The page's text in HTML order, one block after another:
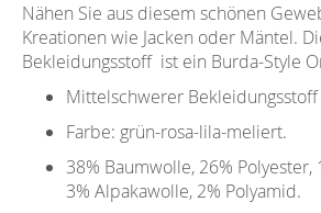
Nähen Sie aus diesem schönen
Kreationen wie Jacken oder Mäntel.
Bekleidungsstoff ist ein Burda-Style
Mittelschwerer
Farbe: grün-rosa-lila-meliert.
38% Baumwolle, 26% Polyester,
3% Alpakawolle, 2% Polyamid.